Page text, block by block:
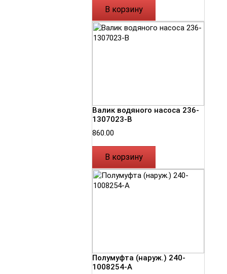
В корзину
Валик водяного насоса 236-
1307023-В
860.00
В корзину
Полумуфта (наруж.) 240-
1008254-А